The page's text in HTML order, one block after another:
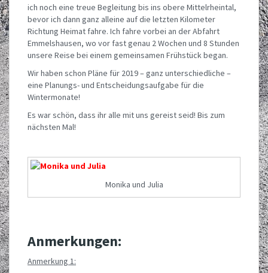
ich noch eine treue Begleitung bis ins obere Mittelrheintal,
bevor ich dann ganz alleine auf die letzten Kilometer
Richtung Heimat fahre. Ich fahre vorbei an der Abfahrt
Emmelshausen, wo vor fast genau 2 Wochen und 8 Stunden
unsere Reise bei einem gemeinsamen Frühstück began.
Wir haben schon Pläne für 2019 – ganz unterschiedliche –
eine Planungs- und Entscheidungsaufgabe für die
Wintermonate!
Es war schön, dass ihr alle mit uns gereist seid! Bis zum
nächsten Mal!
Monika und Julia
Anmerkungen:
Anmerkung 1: